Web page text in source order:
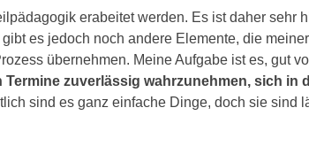
erabeitet werden. Es ist daher sehr
es jedoch noch andere Elemente, die
übernehmen. Meine Aufgabe ist es, gut
zuverlässig wahrzunehmen, sich in
sind es ganz einfache Dinge, doch sie sind